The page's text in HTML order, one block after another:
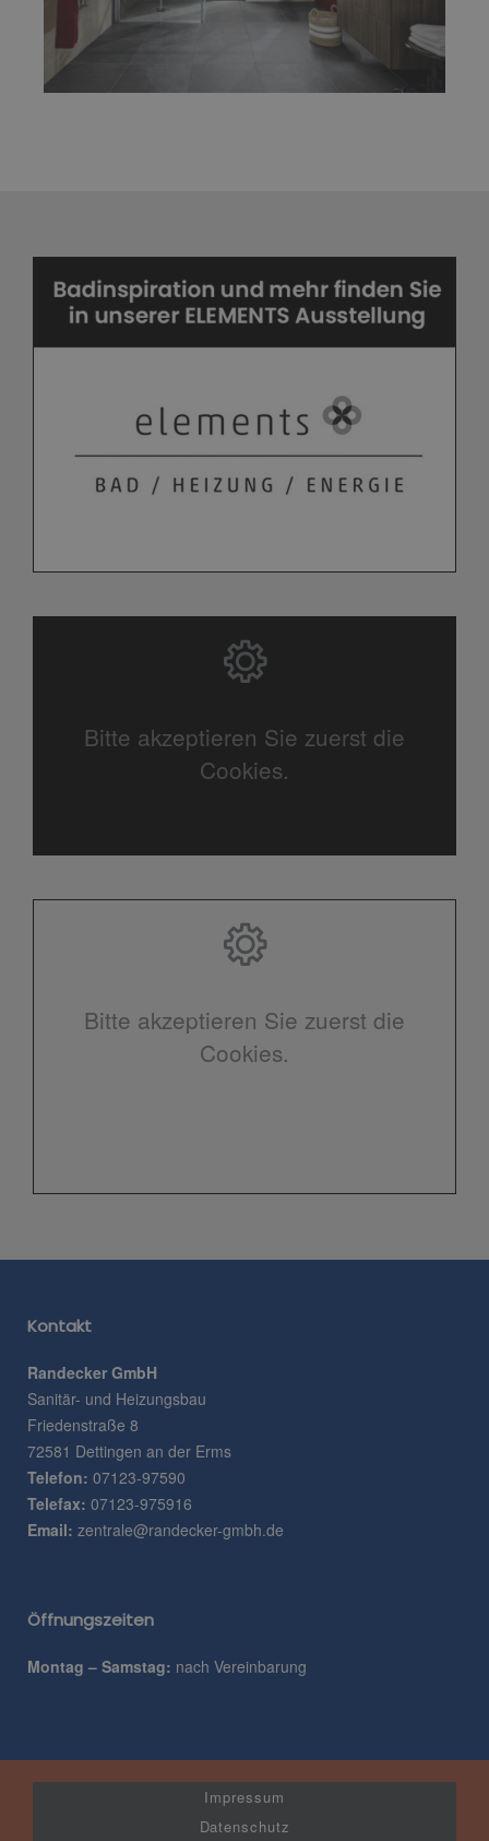
Bitte akzeptieren Sie zuerst die
Cookies.
Bitte akzeptieren Sie zuerst die
Cookies.
Kontakt
Randecker GmbH
Sanitär- und Heizungsbau
Friedenstraße 8
72581 Dettingen an der Erms
Telefon: 07123-97590
Telefax: 07123-975916
Email: zentrale@randecker-gmbh.de
Öffnungszeiten
Montag – Samstag: nach Vereinbarung
Impressum
Datenschutz